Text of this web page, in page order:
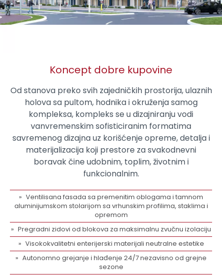
Koncept dobre kupovine
Od stanova preko svih zajedničkih prostorija, ulaznih
holova sa pultom, hodnika i okruženja samog
kompleksa, kompleks se u dizajniranju vodi
vanvremenskim sofisticiranim formatima
savremenog dizajna uz korišćenje opreme, detalja i
materijalizacija koji prestore za svakodnevni
boravak čine udobnim, toplim, životnim i
funkcionalnim.
Ventilisana fasada sa premenitim oblogama i tamnom
aluminijumskom stolarijom sa vrhunskim profilima, staklima i
opremom
Pregradni zidovi od blokova za maksimalnu zvučnu izolaciju
Visokokvalitetni enterijerski materijali neutralne estetike
Autonomno grejanje i hlađenje 24/7 nezavisno od grejne
sezone